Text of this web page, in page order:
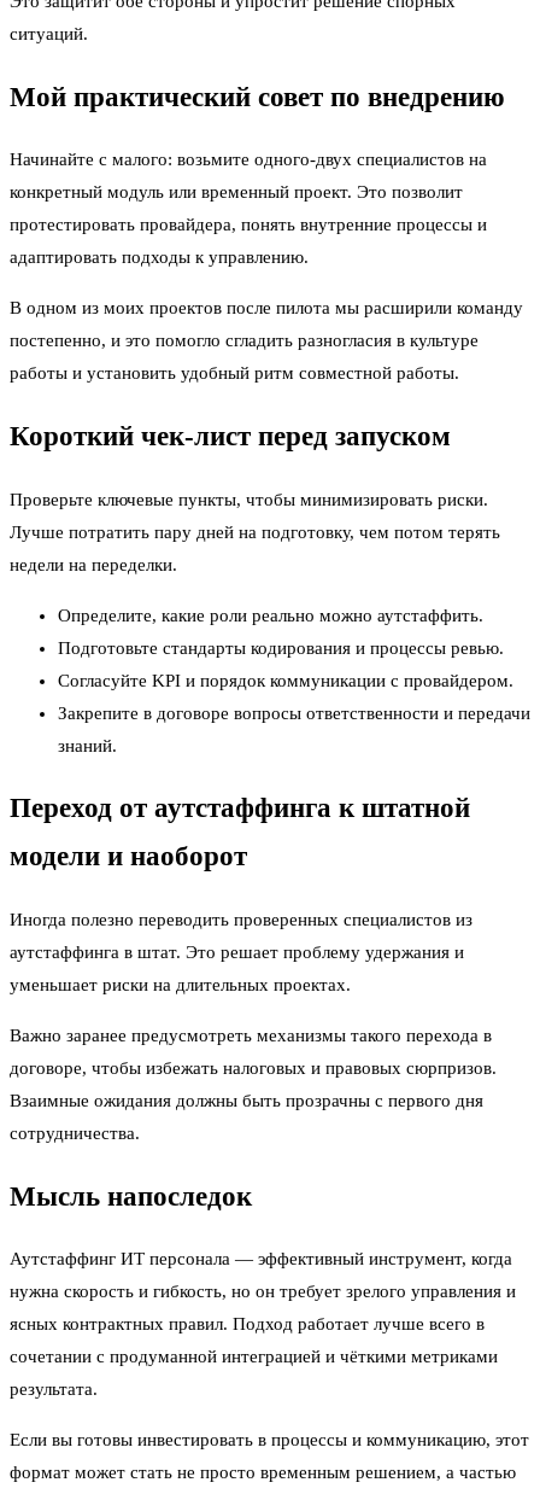
ситуаций.
Мой практический совет по внедрению
Начинайте с малого: возьмите одного-двух специалистов на
конкретный модуль или временный проект. Это позволит
протестировать провайдера, понять внутренние процессы и
адаптировать подходы к управлению.
В одном из моих проектов после пилота мы расширили команду
постепенно, и это помогло сгладить разногласия в культуре
работы и установить удобный ритм совместной работы.
Короткий чек-лист перед запуском
Проверьте ключевые пункты, чтобы минимизировать риски.
Лучше потратить пару дней на подготовку, чем потом терять
недели на переделки.
Определите, какие роли реально можно аутстаффить.
Подготовьте стандарты кодирования и процессы ревью.
Согласуйте KPI и порядок коммуникации с провайдером.
Закрепите в договоре вопросы ответственности и передачи
знаний.
Переход от аутстаффинга к штатной
модели и наоборот
Иногда полезно переводить проверенных специалистов из
аутстаффинга в штат. Это решает проблему удержания и
уменьшает риски на длительных проектах.
Важно заранее предусмотреть механизмы такого перехода в
договоре, чтобы избежать налоговых и правовых сюрпризов.
Взаимные ожидания должны быть прозрачны с первого дня
сотрудничества.
Мысль напоследок
Аутстаффинг ИТ персонала — эффективный инструмент, когда
нужна скорость и гибкость, но он требует зрелого управления и
ясных контрактных правил. Подход работает лучше всего в
сочетании с продуманной интеграцией и чёткими метриками
результата.
Если вы готовы инвестировать в процессы и коммуникацию, этот
формат может стать не просто временным решением, а частью